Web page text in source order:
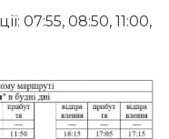
07:55, 08:50, 11:00,